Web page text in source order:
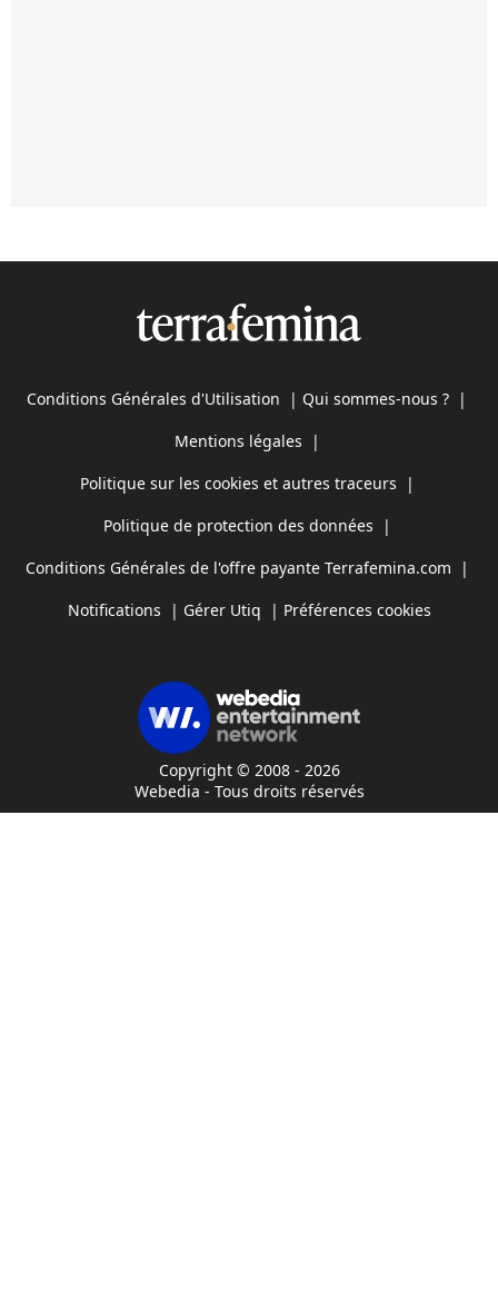
Conditions Générales d'Utilisation | Qui sommes-nous ? |
Mentions légales |
Politique sur les cookies et autres traceurs |
Politique de protection des données |
Conditions Générales de l'offre payante Terrafemina.com |
Notifications | Gérer Utiq | Préférences cookies
Copyright © 2008 - 2026
Webedia - Tous droits réservés